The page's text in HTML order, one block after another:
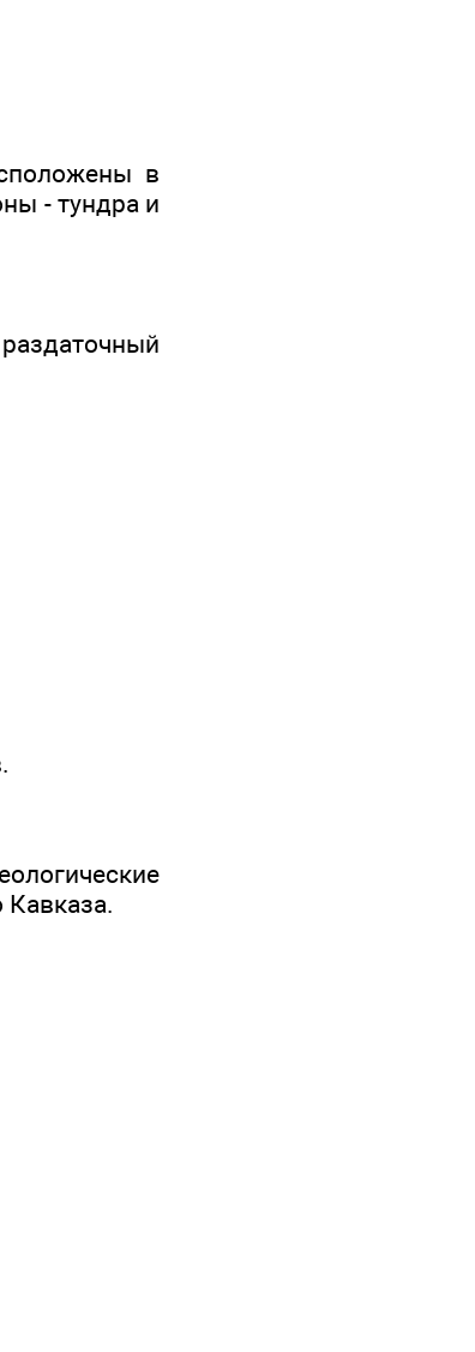
в
- тундра и
Кавказа.